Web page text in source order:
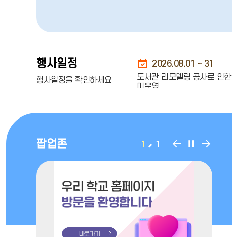
행사일정
행사일정을 확인하세요
2026.08.01 ~ 31
도서관 리모델링 공사로 인한
미운영
팝업존 1 1
팝
존
팝
존 존